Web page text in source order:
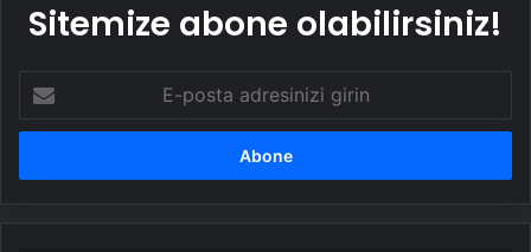
Sitemize abone olabilirsiniz!
posta
adresinizi